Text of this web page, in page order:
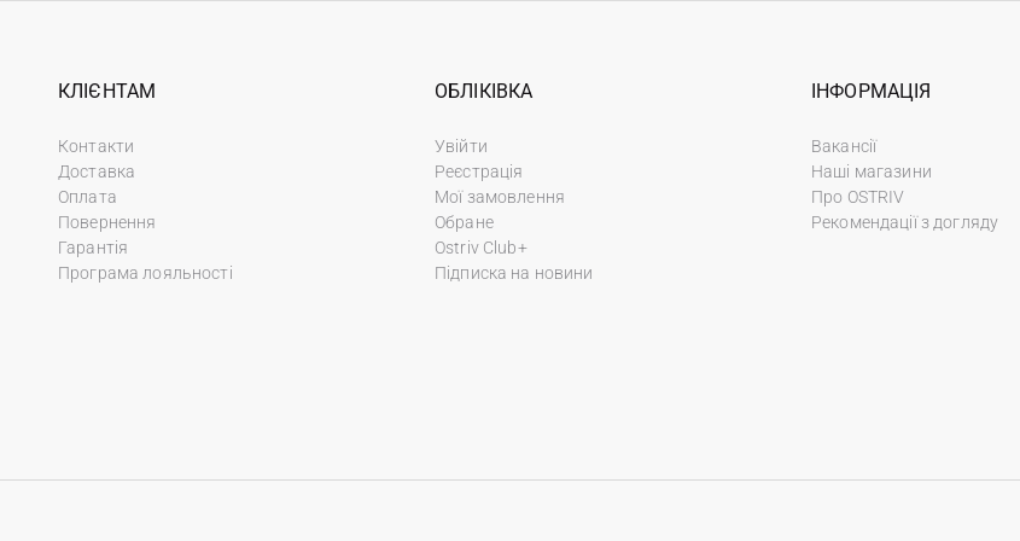
КЛІЄНТАМ
Контакти
Доставка
Оплата
Повернення
Гарантія
Програма лояльності
ОБЛІКІВКА
Увійти
Реєстрація
Мої замовлення
Обране
Ostriv Club+
Підписка на новини
ІНФОРМАЦІЯ
Вакансії
Наші магазини
Про OSTRIV
Рекомендації з догляду